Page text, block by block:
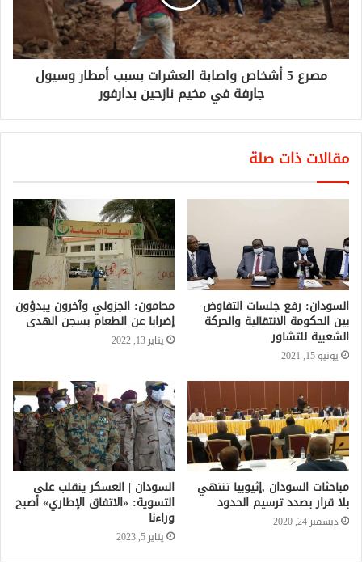
مصرع 5 أشخاص واصابة العشرات بسبب أمطار وسيول
جارفة في مخيم نازحين بدارفور
مقالات ذات صلة
السودان: رفع جلسات التفاوض
بين الحكومة الانتقالية والحركة
الشعبية للتشاور
يونيو 15, 2021
محامون: الجزولي وآخرون يبدؤون
إضرابا عن الطعام بسجن الهدى
يناير 13, 2022
مباحثات السودان ,إثيوبيا تنتهي
بلا قرار بصدد ترسيم الحدود
ديسمبر 24, 2020
السودان | العسكر ينقلب على
التسوية: «الاتفاق الإطاري» أصبح
وراءنا
يناير 5, 2023